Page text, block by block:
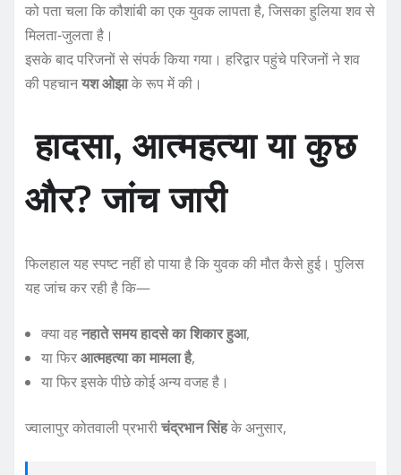
को पता चला कि कौशांबी का एक युवक लापता है, जिसका हुलिया शव से
मिलता-जुलता है।
इसके बाद परिजनों से संपर्क किया गया। हरिद्वार पहुंचे परिजनों ने शव
की पहचानयश ओझाके रूप में की।
हादसा, आत्महत्या या कुछ
और? जांच जारी
फिलहाल यह स्पष्ट नहीं हो पाया है कि युवक की मौत कैसे हुई। पुलिस
यह जांच कर रही है कि—
क्या वहनहाते समय हादसे का शिकार हुआ,
या फिरआत्महत्या का मामला है,
या फिर इसके पीछे कोई अन्य वजह है।
ज्वालापुर कोतवाली प्रभारीचंद्रभान सिंहके अनुसार,